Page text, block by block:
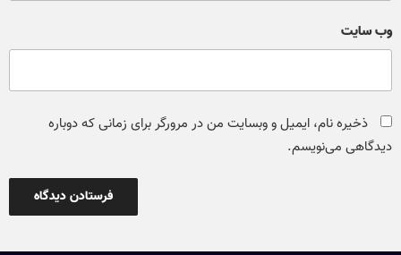
وب‌ سایت
ذخیره نام، ایمیل و وبسایت من در مرورگر برای زمانی که دوباره
دیدگاهی می‌نویسم.